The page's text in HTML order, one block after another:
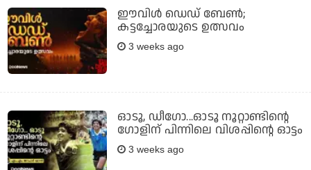
ഈവിള്‍ ഡെഡ് ബേണ്‍;
കട്ടച്ചോരയുടെ ഉത്സവം
3 weeks ago
ഓടൂ, ഡീഗോ...ഓടൂ നൂറ്റാണ്ടിന്റെ
ഗോളിന് പിന്നിലെ വിശപ്പിന്റെ ഓട്ടം
3 weeks ago